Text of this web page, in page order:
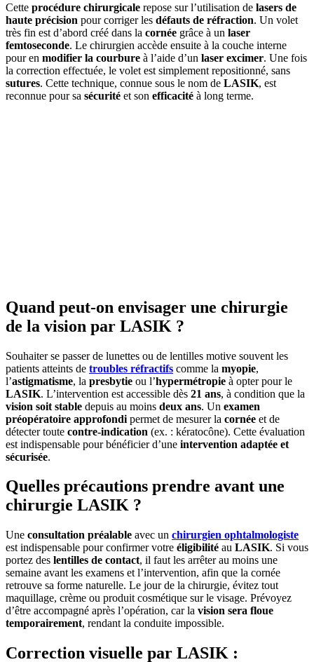
Cette procédure chirurgicale repose sur l’utilisation de lasers de
haute précision pour corriger les défauts de réfraction. Un volet
très fin est d’abord créé dans la cornée grâce à un laser
femtoseconde. Le chirurgien accède ensuite à la couche interne
pour en modifier la courbure à l’aide d’un laser excimer. Une fois
la correction effectuée, le volet est simplement repositionné, sans
sutures. Cette technique, connue sous le nom de LASIK, est
reconnue pour sa sécurité et son efficacité à long terme.
Quand peut-on envisager une chirurgie
de la vision par LASIK ?
Souhaiter se passer de lunettes ou de lentilles motive souvent les
patients atteints de troubles réfractifs comme la myopie,
l’astigmatisme, la presbytie ou l’hypermétropie à opter pour le
LASIK. L’intervention est accessible dès 21 ans, à condition que la
vision soit stable depuis au moins deux ans. Un examen
préopératoire approfondi permet de mesurer la cornée et de
détecter toute contre-indication (ex. : kératocône). Cette évaluation
est indispensable pour bénéficier d’une intervention adaptée et
sécurisée.
Quelles précautions prendre avant une
chirurgie LASIK ?
Une consultation préalable avec un chirurgien ophtalmologiste
est indispensable pour confirmer votre éligibilité au LASIK. Si vous
portez des lentilles de contact, il faut les arrêter au moins une
semaine avant les examens et l’intervention, afin que la cornée
retrouve sa forme naturelle. Le jour de la chirurgie, évitez tout
maquillage, crème ou produit cosmétique sur le visage. Prévoyez
d’être accompagné après l’opération, car la vision sera floue
temporairement, rendant la conduite impossible.
Correction visuelle par LASIK :